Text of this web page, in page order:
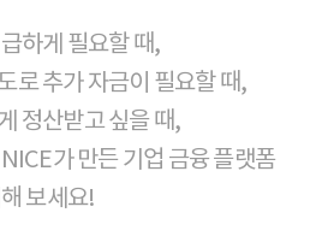
하게 필요할 때,
로 추가 자금이 필요할 때,
정산받고 싶을 때,
가 만든 기업 금융 플랫폼
보세요!